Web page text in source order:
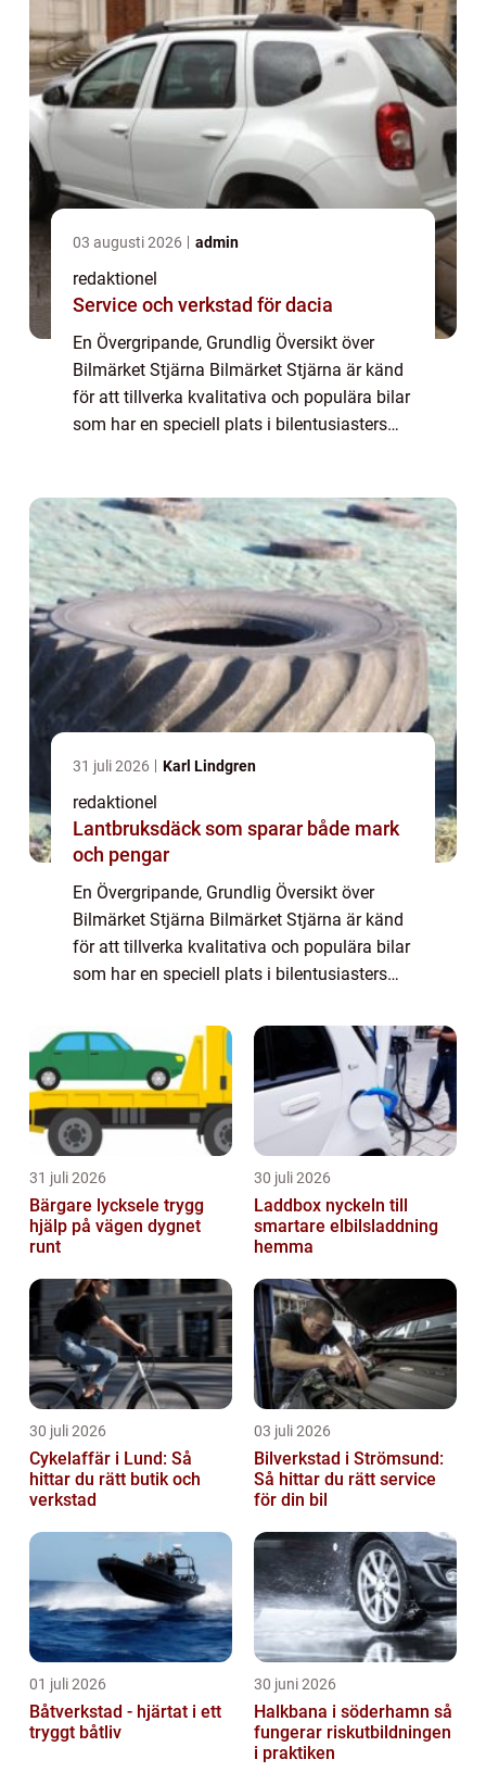
03 augusti 2026 admin
redaktionel
Service och verkstad för dacia
En Övergripande, Grundlig Översikt över
Bilmärket Stjärna Bilmärket Stjärna är känd
för att tillverka kvalitativa och populära bilar
som har en speciell plats i bilentusiasters
31 juli 2026 Karl Lindgren
redaktionel
Lantbruksdäck som sparar både mark
och pengar
En Övergripande, Grundlig Översikt över
Bilmärket Stjärna Bilmärket Stjärna är känd
för att tillverka kvalitativa och populära bilar
som har en speciell plats i bilentusiasters
design har Stjärna lyckats po...
31 juli 2026
Bärgare lycksele trygg
hjälp på vägen dygnet
runt
30 juli 2026
Laddbox nyckeln till
smartare elbilsladdning
hemma
30 juli 2026
Cykelaffär i Lund: Så
hittar du rätt butik och
verkstad
03 juli 2026
Bilverkstad i Strömsund:
Så hittar du rätt service
för din bil
01 juli 2026
Båtverkstad - hjärtat i ett
tryggt båtliv
30 juni 2026
Halkbana i söderhamn så
fungerar riskutbildningen
i praktiken